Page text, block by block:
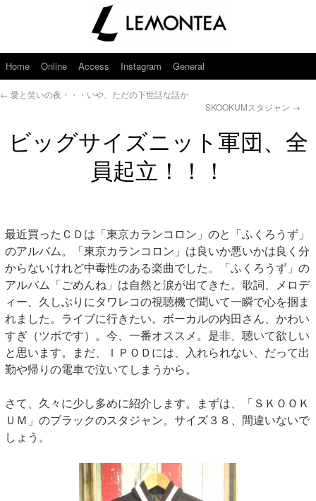
Home Online Access Instagram General
← 愛と笑いの夜・・・いや、ただの下世話な話か
SKOOKUMスタジャン →
ビッグサイズニット軍団、全
員起立！！！
最近買ったＣＤは「東京カランコロン」のと「ふくろうず」
のアルバム。「東京カランコロン」は良いか悪いかは良く分
からないけれど中毒性のある楽曲でした。「ふくろうず」の
アルバム「ごめんね」は自然と涙が出てきた。歌詞、メロデ
ィー、久しぶりにタワレコの視聴機で聞いて一瞬で心を掴ま
れました。ライブに行きたい。ボーカルの内田さん、かわい
すぎ（ツボです）。今、一番オススメ。是非、聴いて欲しい
と思います。まだ、ＩＰＯＤには、入れられない、だって出
勤や帰りの電車で泣いてしまうから。
さて、久々に少し多めに紹介します。まずは、「ＳＫＯＯＫ
ＵＭ」のブラックのスタジャン。サイズ３８、間違いないで
しょう。